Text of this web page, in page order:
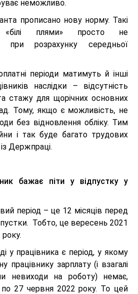
неможливо.
прописано нову норму. Такі
«білі плями» просто не
при розрахунку середньої
періоди матимуть й інші
наслідки – відсутність
стажу для щорічних основних
Тому, якщо є можливість, не
без відновлення обліку. Тим
і так буде багато трудових
Держпраці.
бажає піти у відпустку у
період – це 12 місяців перед
Тобто, це вересень 2021
у працівника є період, у якому
працівнику зарплату (і взагалі
невиходи на роботу) немає,
по 27 червня 2022 року. То цей